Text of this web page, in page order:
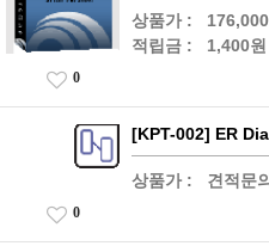
상품가 :
적립금 : 1,400원
0
[KPT-002] ER
상품가 : 견적문의
0